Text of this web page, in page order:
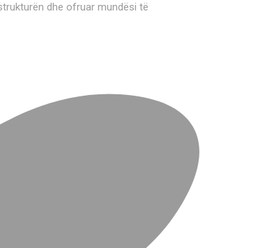
dhe ofruar mundësi të